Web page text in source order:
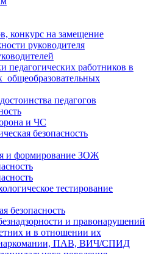
конкурс на замещение
руководителя
педагогических работников в
педагогов
и ЧС
безопасность
и формирование ЗОЖ
тестирование
безопасность
и правонарушений
и в отношении их
наркомании, ПАВ, ВИЧ/СПИД